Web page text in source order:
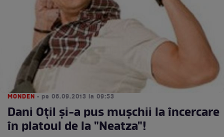
MONDEN • pe 06.09.2013 la 09:53
Dani Oţil şi-a pus muşchii la încercare
în platoul de la "Neatza"!